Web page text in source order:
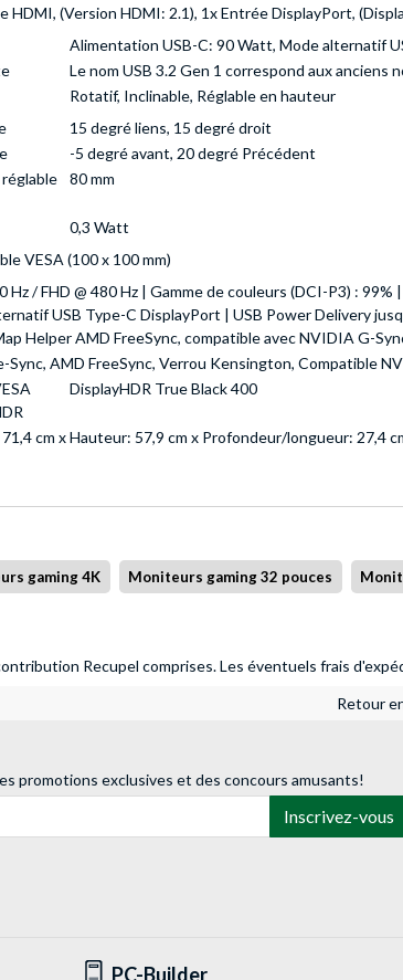
HDMI, (Version HDMI: 2.1), 1x Entrée DisplayPort,
Alimentation USB-C: 90 Watt, Mode alternatif
Le nom USB 3.2 Gen 1 correspond aux anciens
Rotatif, Inclinable, Réglable en hauteur
15 degré liens, 15 degré droit
-5 degré avant, 20 degré Précédent
80 mm
0,3 Watt
VESA (100 x 100 mm)
Hz / FHD @ 480 Hz | Gamme de couleurs (DCI-P3) :
USB Type-C DisplayPort | USB Power Delivery
Helper AMD FreeSync, compatible avec NVIDIA G-
Sync, AMD FreeSync, Verrou Kensington, Compatible
DisplayHDR True Black 400
cm x Hauteur: 57,9 cm x Profondeur/longueur: 27,4
gaming 4K Moniteurs gaming 32 pouces
Recupel comprises. Les éventuels frais
Retour
promotions exclusives et des concours amusants!
Inscrivez-vous
PC-Builder